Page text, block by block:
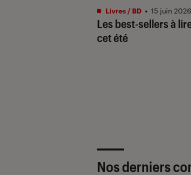
Les best-sellers à
cet été
Livres / BD • 15 juin 2026
Nos derniers